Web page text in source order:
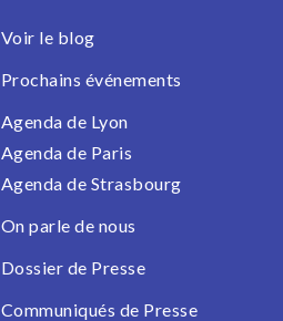
Voir le blog
Prochains événements
Agenda de Lyon
Agenda de Paris
Agenda de Strasbourg
On parle de nous
Dossier de Presse
Communiqués de Presse